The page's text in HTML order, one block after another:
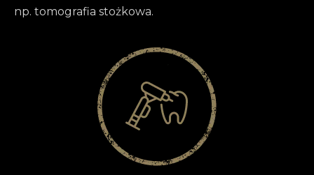
np. tomografia stożkowa.